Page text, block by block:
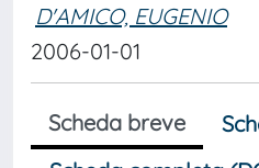
D'AMICO, EUGENIO
2006-01-01
Scheda breve